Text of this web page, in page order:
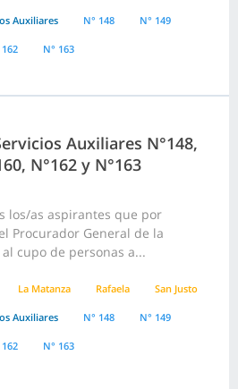
Auxiliares N° 148 N° 149
N° 163
Auxiliares N°148,
N°162 y N°163
los/as aspirantes que por
Procurador General de la
cupo de personas a...
La Matanza Rafaela San Justo
Auxiliares N° 148 N° 149
N° 163